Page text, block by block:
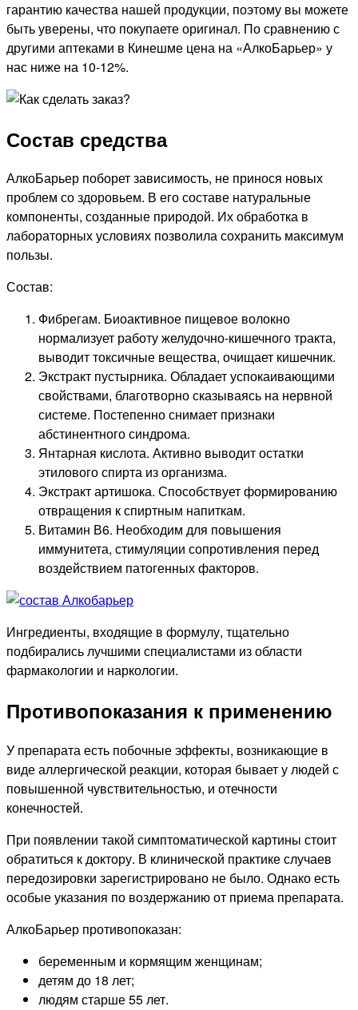
гарантию качества нашей продукции, поэтому вы можете
быть уверены, что покупаете оригинал. По сравнению с
другими аптеками в Кинешме цена на «АлкоБарьер» у
нас ниже на 10-12%.
Состав средства
АлкоБарьер поборет зависимость, не принося новых
проблем со здоровьем. В его составе натуральные
компоненты, созданные природой. Их обработка в
лабораторных условиях позволила сохранить максимум
пользы.
Состав:
Фибрегам. Биоактивное пищевое волокно
нормализует работу желудочно-кишечного тракта,
выводит токсичные вещества, очищает кишечник.
Экстракт пустырника. Обладает успокаивающими
свойствами, благотворно сказываясь на нервной
системе. Постепенно снимает признаки
абстинентного синдрома.
Янтарная кислота. Активно выводит остатки
этилового спирта из организма.
Экстракт артишока. Способствует формированию
отвращения к спиртным напиткам.
Витамин В6. Необходим для повышения
иммунитета, стимуляции сопротивления перед
воздействием патогенных факторов.
Ингредиенты, входящие в формулу, тщательно
подбирались лучшими специалистами из области
фармакологии и наркологии.
Противопоказания к применению
У препарата есть побочные эффекты, возникающие в
виде аллергической реакции, которая бывает у людей с
повышенной чувствительностью, и отечности
конечностей.
При появлении такой симптоматической картины стоит
обратиться к доктору. В клинической практике случаев
передозировки зарегистрировано не было. Однако есть
особые указания по воздержанию от приема препарата.
АлкоБарьер противопоказан:
беременным и кормящим женщинам;
детям до 18 лет;
людям старше 55 лет.